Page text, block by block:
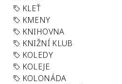
KLEŤ
KMENY
KNIHOVNA
KNIŽNÍ KLUB
KOLEDY
KOLEJE
KOLONÁDA